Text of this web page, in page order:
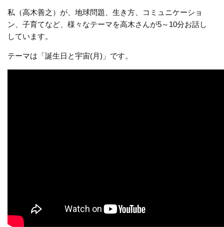
私（高木善之）が、地球問題、生き方、コミュニケーショ
ン、子育てなど、様々なテーマを高木さんが5～10分お話し
しています。
テーマは「誕生日と宇宙(月)」です。